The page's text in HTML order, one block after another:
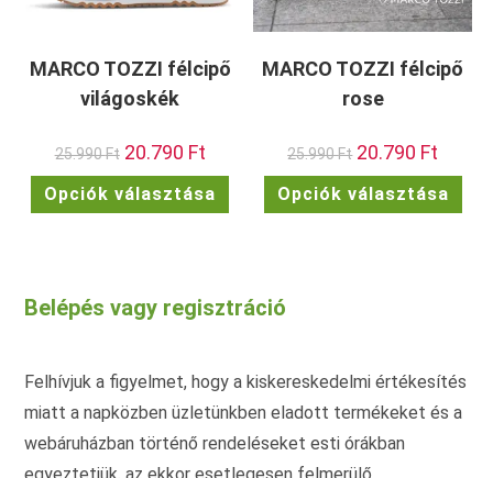
MARCO TOZZI félcipő
világoskék
25.990Ft Original
price
was:
25.990 Ft.
20.790 FtCurrent
price
is:
20.790 Ft.
Opciók választása
Ennek
terméknek
a
termékoldalon
MARCO TOZZI félcipő
rose
25.990Ft Original
price
was:
25.990 Ft.
20.790 Ft
is:
20.790
Opciók választása
Belépés vagy regisztráció
Felhívjuk a figyelmet, hogy a kiskereskedelmi értékesítés
miatt a napközben üzletünkben eladott termékeket és a
webáruházban történő rendeléseket esti órákban